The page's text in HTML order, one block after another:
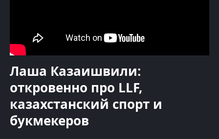
Лаша Казаишвили:
откровенно про LLF,
казахстанский спорт и
букмекеров